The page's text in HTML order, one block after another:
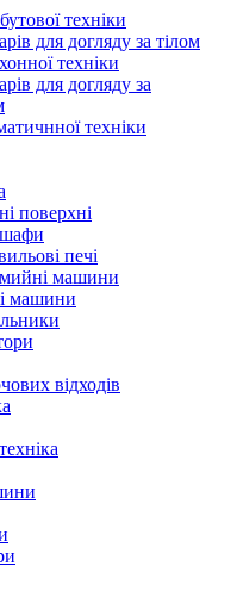
техніки
для догляду за тілом
техніки
для догляду за
техніки
поверхні
шафи
печі
машини
машини
відходів